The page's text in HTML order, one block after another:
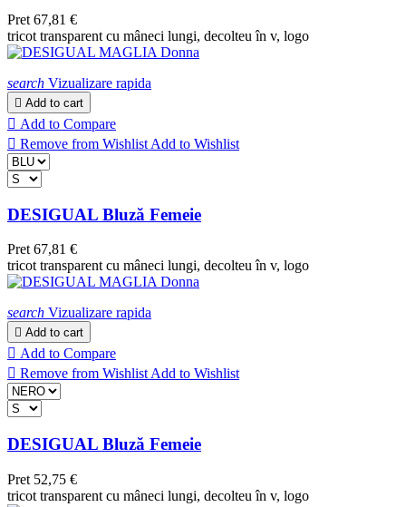
Pret 67,81 €
tricot transparent cu mâneci lungi, decolteu în v, logo
search Vizualizare rapida
 Add to cart
 Add to Compare
 Remove from Wishlist Add to Wishlist
DESIGUAL Bluză Femeie
Pret 67,81 €
tricot transparent cu mâneci lungi, decolteu în v, logo
search Vizualizare rapida
 Add to cart
 Add to Compare
 Remove from Wishlist Add to Wishlist
DESIGUAL Bluză Femeie
Pret 52,75 €
tricot transparent cu mâneci lungi, decolteu în v, logo